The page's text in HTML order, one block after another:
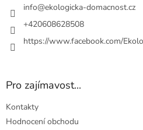
info@ekologicka-domacnost.cz
+420608628508
https://www.facebook.com/
Pro zajímavost...
Kontakty
Hodnocení obchodu